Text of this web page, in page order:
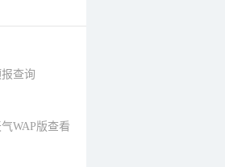
查询
WAP版查看